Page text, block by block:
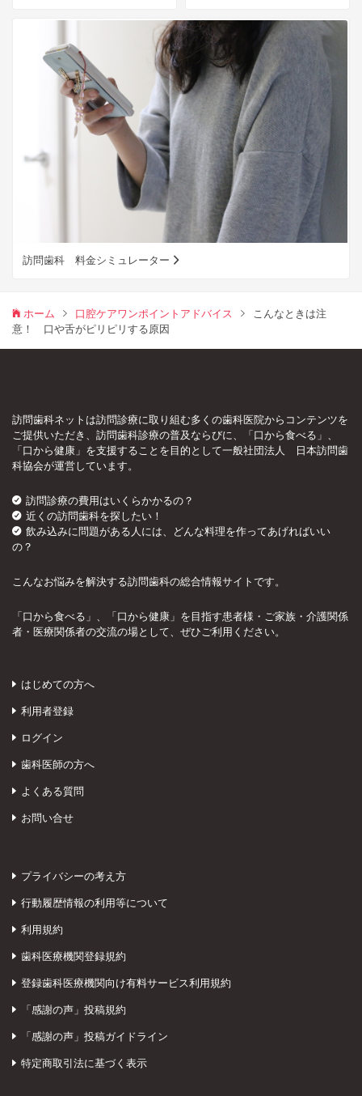
訪問歯科 料金シミュレーター
ホーム 口腔ケアワンポイントアドバイス
こんなときは注
意！ 口や舌がピリピリする原因
訪問歯科ネットは訪問診療に取り組む多くの歯科医院からコンテンツを
ご提供いただき、訪問歯科診療の普及ならびに、「口から食べる」、
「口から健康」を支援することを目的として一般社団法人 日本訪問歯
科協会が運営しています。
訪問診療の費用はいくらかかるの？
近くの訪問歯科を探したい！
飲み込みに問題がある人には、どんな料理を作ってあげればいい
の？
こんなお悩みを解決する訪問歯科の総合情報サイトです。
「口から食べる」、「口から健康」を目指す患者様・ご家族・介護関係
者・医療関係者の交流の場として、ぜひご利用ください。
はじめての方へ
利用者登録
ログイン
歯科医師の方へ
よくある質問
お問い合せ
プライバシーの考え方
行動履歴情報の利用等について
利用規約
歯科医療機関登録規約
登録歯科医療機関向け有料サービス利用規約
「感謝の声」投稿規約
「感謝の声」投稿ガイドライン
特定商取引法に基づく表示